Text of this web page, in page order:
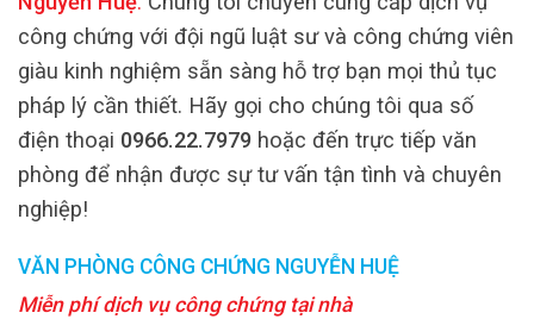
công chứng với đội ngũ luật sư và công chứng viên
giàu kinh nghiệm sẵn sàng hỗ trợ bạn mọi thủ tục
pháp lý cần thiết. Hãy gọi cho chúng tôi qua số
điện thoại 0966.22.7979 hoặc đến trực tiếp văn
phòng để nhận được sự tư vấn tận tình và chuyên
nghiệp!
VĂN PHÒNG CÔNG CHỨNG NGUYỄN HUỆ
Miễn phí dịch vụ công chứng tại nhà